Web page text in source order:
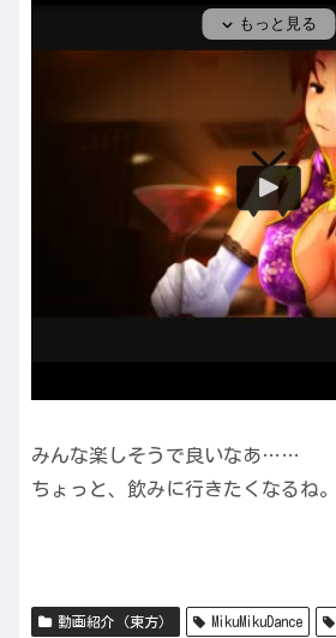
みんな楽しそうで良いなあ……
ちょっと、飲みに行きたくなるね。
動画紹介（東方） MikuMikuDance